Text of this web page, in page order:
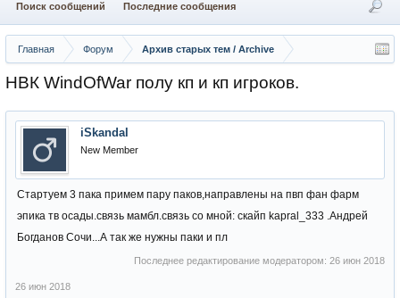
Главная Форум Архив старых тем / Archive
НВК WindOfWar полу кп и кп игроков.
iSkandal
New Member
Стартуем 3 пака примем пару паков,направлены на пвп фан фарм
эпика тв осады.связь мамбл.связь со мной: скайп kapral_333 .Андрей
Богданов Сочи...А так же нужны паки и пл
Последнее редактирование модератором: 26 июн 2018
26 июн 2018
Поиск сообщений Последние сообщения